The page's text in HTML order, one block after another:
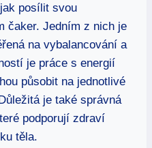
posílit svou
čaker. Jedním z nich je
na vybalancování a
je práce s energií
působit na jednotlivé
je také správná
podporují zdraví
těla.